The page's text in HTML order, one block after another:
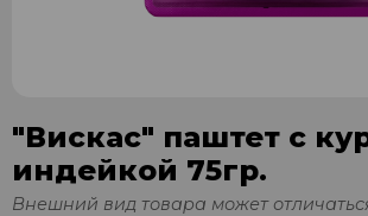
"Вискас" паштет с
индейкой 75гр.
Внешний вид товара может